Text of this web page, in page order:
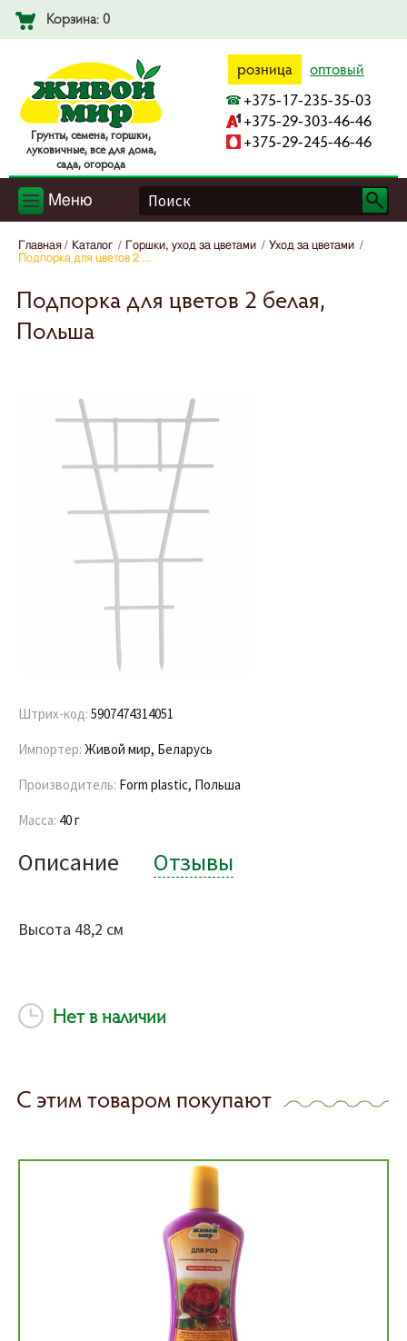
Корзина: 0
Гpyнты, ceмeнa, гopшки,
лyкoвичныe, вce для дoмa,
caдa, oгopoдa
розница оптовый
+375-17-235-35-03
+375-29-303-46-46
+375-29-245-46-46
Меню
Главная Каталог Горшки, уход за цветами
Уход за цветами
Подпорка для цветов 2 ...
Подпорка для цветов 2 белая,
Польша
Штрих-код: 5907474314051
Импортер: Живой мир, Беларусь
Производитель: Form plastic, Польша
Масса: 40 г
Описание Отзывы
Высота 48,2 см
Нет в наличии
С этим товаром покупают